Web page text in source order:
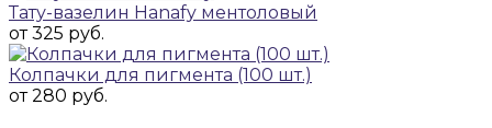
Тату-вазелин Hanafy ментоловый
от 325 руб.
Колпачки для пигмента (100 шт.)
от 280 руб.